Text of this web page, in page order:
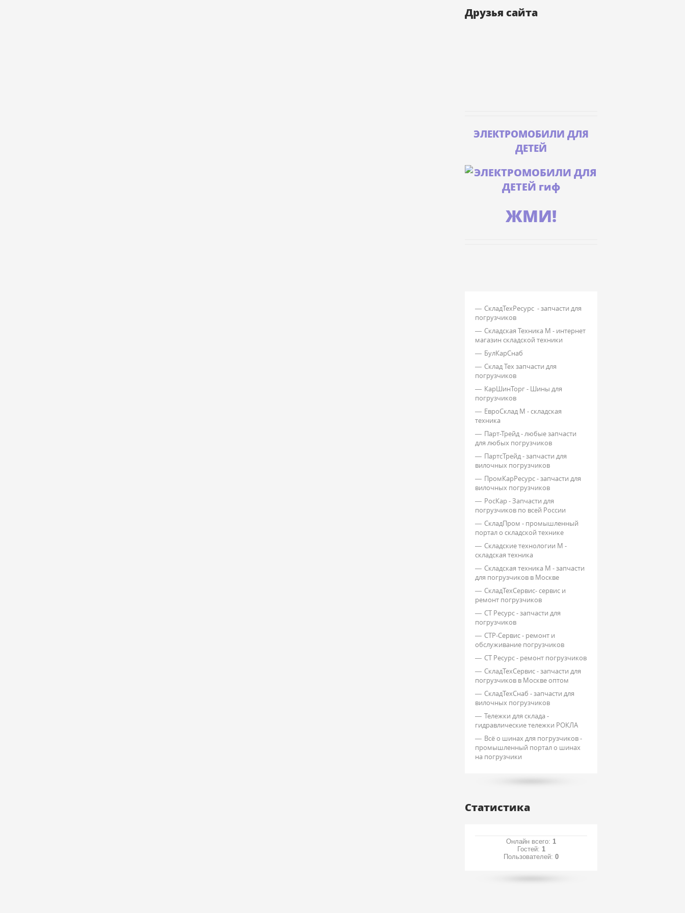
Друзья сайта
ЭЛЕКТРОМОБИЛИ ДЛЯ
ДЕТЕЙ
ЖМИ!
СкладТехРесурс - запчасти для
погрузчиков
Складская Техника М - интернет
магазин складской техники
БулКарСнаб
Склад Тех запчасти для
погрузчиков
КарШинТорг - Шины для
погрузчиков
ЕвроСклад М - складская
техника
Парт-Трейд - любые запчасти
для любых погрузчиков
ПартсТрейд - запчасти для
вилочных погрузчиков
ПромКарРесурс - запчасти для
вилочных погрузчиков
РосКар - Запчасти для
погрузчиков по всей России
СкладПром - промышленный
портал о складской технике
Складские технологии М -
складская техника
Складская техника М - запчасти
для погрузчиков в Москве
СкладТехСервис- сервис и
ремонт погрузчиков
СТ Ресурс - запчасти для
погрузчиков
СТР-Сервис - ремонт и
обслуживание погрузчиков
СТ Ресурс - ремонт погрузчиков
СкладТехСервис - запчасти для
погрузчиков в Москве оптом
СкладТехСнаб - запчасти для
вилочных погрузчиков
Тележки для склада -
гидравлические тележки РОКЛА
Всё о шинах для погрузчиков -
промышленный портал о шинах
на погрузчики
Статистика
Онлайн всего: 1
Гостей: 1
Пользователей: 0